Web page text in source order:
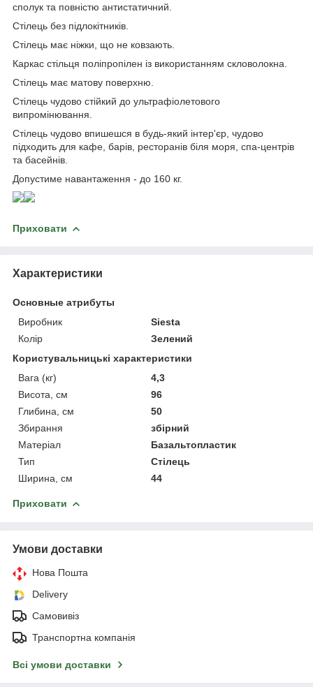
сполук та повністю антистатичний.
Стілець без підлокітників.
Стілець має ніжки, що не ковзають.
Каркас стільця поліпропілен із використанням скловолокна.
Стілець має матову поверхню.
Стілець чудово стійкий до ультрафіолетового
випромінювання.
Стілець чудово впишешся в будь-який інтер'єр, чудово
підходить для кафе, барів, ресторанів біля моря, спа-центрів
та басейнів.
Допустиме навантаження - до 160 кг.
Приховати
Характеристики
Основные атрибуты
Виробник
Siesta
Колір
Зелений
Користувальницькі характеристики
Вага (кг)
4,3
Висота, см
96
Глибина, см
50
Збирання
збірний
Матеріал
Базальтопластик
Тип
Стілець
Ширина, см
44
Приховати
Умови доставки
Нова Пошта
Delivery
Самовивіз
Транспортна компанія
Всі умови доставки